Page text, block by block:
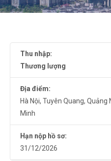
Thu nhập:
Thương lượng
Địa điểm:
Hà Nội, Tuyên Quang, Quảng
Minh
Hạn nộp hồ sơ:
31/12/2026